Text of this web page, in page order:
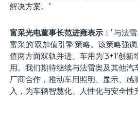
解决方案。”
富采光电董事长范进雍表示 ：”与法
富采的‘双加值引擎’策略。该策略强
值两方面双轨并进。车用为‘3+1’创
用。我们期待继续与法雷奥及其他汽
厂商合作，推动车用照明、显示、感
入，为车辆智慧化、人性化与安全性